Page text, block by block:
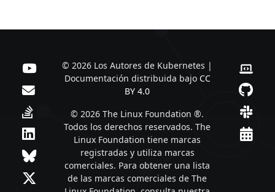
© 2026 Los Autores de Kubernetes |
Documentación distribuida bajo CC
BY 4.0
© 2026 The Linux Foundation ®.
Todos los derechos reservados. The
Linux Foundation tiene marcas
registradas y utiliza marcas
comerciales. Para obtener una lista
de las marcas comerciales de The